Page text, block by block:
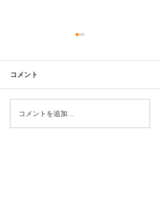
ゴールデンウイーク休暇
のおしらせ
コメント
コメントを追加…